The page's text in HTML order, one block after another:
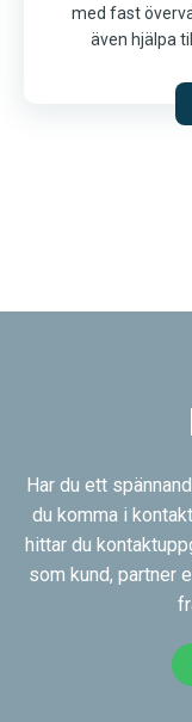
med fast
även hjälpa
Har du ett
du komma i
hittar du
som kund, partner